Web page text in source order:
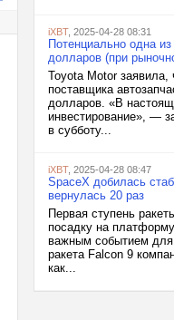
iXBT, 2025-04-28 08:31
Потенциально одна
долларов (при
Toyota Motor заявила,
поставщика
долларов. «В
инвестирование», —
в субботу...
iXBT, 2025-04-28 08:47
SpaceX добилась
вернулась 20 раз
Первая ступень
посадку на
важным событием для
ракета Falcon 9
как...